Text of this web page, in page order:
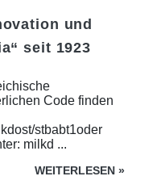
und
seit 1923
Code finden
stbabt1oder
milkd ...
WEITERLESEN »